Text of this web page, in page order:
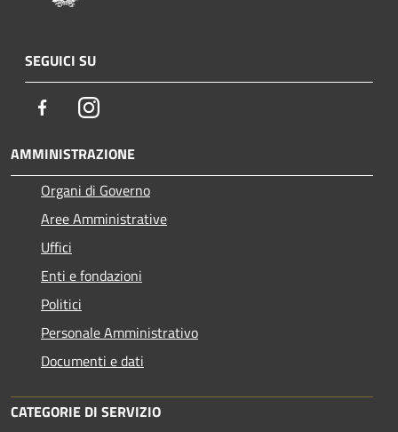
SEGUICI SU
FacebookInstagram
AMMINISTRAZIONE
Organi di Governo
Aree Amministrative
Uffici
Enti e fondazioni
Politici
Personale Amministrativo
Documenti e dati
CATEGORIE DI SERVIZIO